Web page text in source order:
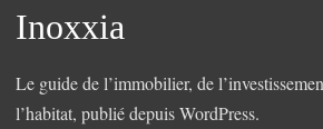
Inoxxia
Le guide de l’immobilier, de
l’habitat, publié depuis WordPress.